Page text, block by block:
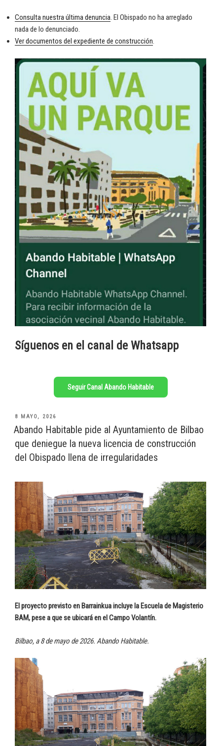
Consulta nuestra última denuncia. El Obispado no ha arreglado
nada de lo denunciado.
Ver documentos del expediente de construcción.
Síguenos en el canal de Whatsapp
Seguir Canal Abando Habitable
PUBLICADO
EL
8 MAYO, 2026
Abando Habitable pide al Ayuntamiento de Bilbao
que deniegue la nueva licencia de construcción
del Obispado llena de irregularidades
El proyecto previsto en Barrainkua incluye la Escuela de Magisterio
BAM, pese a que se ubicará en el Campo Volantín.
Bilbao, a 8 de mayo de 2026. Abando Habitable.